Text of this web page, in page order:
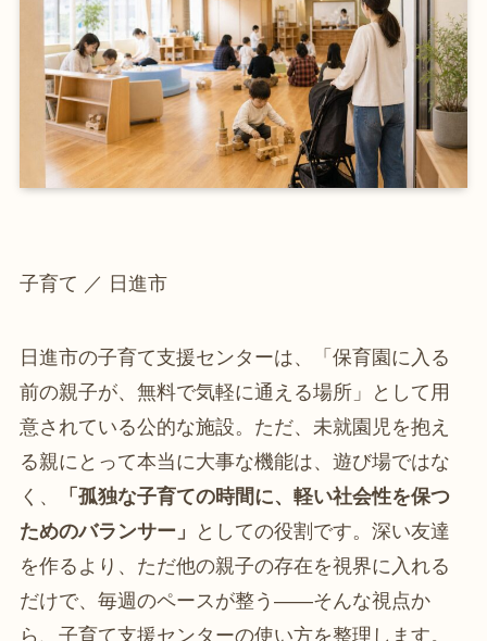
子育て ／ 日進市
日進市の子育て支援センターは、「保育園に入る
前の親子が、無料で気軽に通える場所」として用
意されている公的な施設。ただ、未就園児を抱え
る親にとって本当に大事な機能は、遊び場ではな
く、
「孤独な子育ての時間に、軽い社会性を保つ
ためのバランサー」
としての役割です。深い友達
を作るより、ただ他の親子の存在を視界に入れる
だけで、毎週のペースが整う――そんな視点か
ら、子育て支援センターの使い方を整理します。